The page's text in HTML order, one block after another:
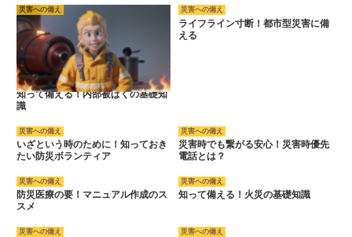
災害への備え
知って備える！内部被ばくの基礎知
識
災害への備え
ライフライン寸断！都市型災害に備
える
災害への備え
いざという時のために！知っておき
たい防災ボランティア
災害への備え
災害時でも繋がる安心！災害時優先
電話とは？
災害への備え
防災医療の要！マニュアル作成のス
スメ
災害への備え
知って備える！火災の基礎知識
災害への備え 災害への備え